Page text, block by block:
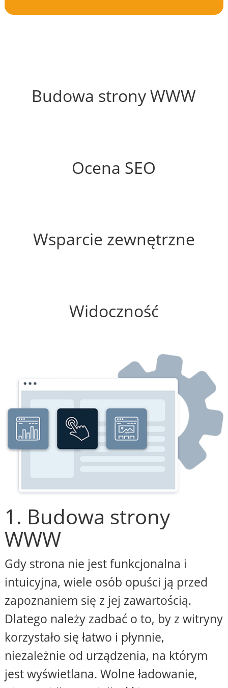
Budowa strony WWW
Ocena SEO
Wsparcie zewnętrzne
Widoczność
1. Budowa strony
WWW
Gdy strona nie jest funkcjonalna i
intuicyjna, wiele osób opuści ją przed
zapoznaniem się z jej zawartością.
Dlatego należy zadbać o to, by z witryny
korzystało się łatwo i płynnie,
niezależnie od urządzenia, na którym
jest wyświetlana. Wolne ładowanie,